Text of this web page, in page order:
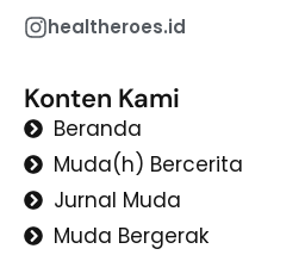
healtheroes.id
Konten Kami
Beranda
Muda(h) Bercerita
Jurnal Muda
Muda Bergerak